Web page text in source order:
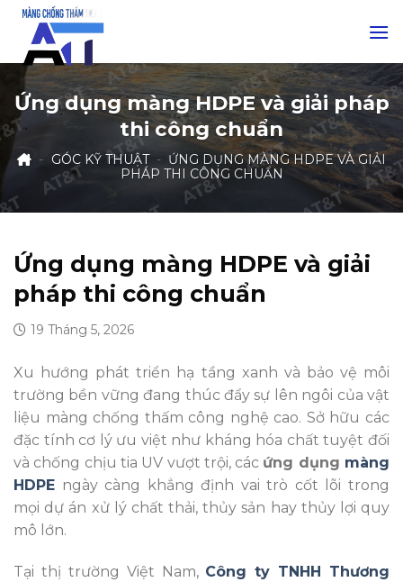
Skip
content
Ứng dụng màng HDPE và giải pháp
thi công chuẩn
- GÓC KỸ THUẬT - ỨNG DỤNG MÀNG HDPE VÀ GIẢI
PHÁP THI CÔNG CHUẨN
Ứng dụng màng HDPE và giải
pháp thi công chuẩn
19 Tháng 5, 2026
Xu hướng phát triển hạ tầng xanh và bảo vệ môi
trường bền vững đang thúc đẩy sự lên ngôi của vật
liệu màng chống thấm công nghệ cao. Sở hữu các
đặc tính cơ lý ưu việt như kháng hóa chất tuyệt đối
và chống chịu tia UV vượt trội, các ứng dụng màng
HDPE ngày càng khẳng định vai trò cốt lõi trong
mọi dự án xử lý chất thải, thủy sản hay thủy lợi quy
mô lớn.
Tại thị trường Việt Nam, Công ty TNHH Thương